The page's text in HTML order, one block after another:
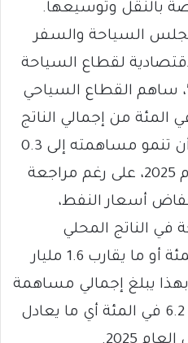
بالنقل وتوسيعها.
السياحة والسفر
لقطاع السياحة
في الكويت 2015″، ساهم القطاع السياحي
متوقعة تبلغ 1.5 في المئة من إجمالي الناتج
المحلي في 2015 ويُتوقع أن تنمو مساهمته إلى 0.3
في المئة سنوياً حتى العام 2025، على رغم مراجعة
أسعار النفط،
الناتج المحلي
الأجمالي بنسبة 1.8 في المئة أو ما يقارب 1.6 مليار
بحلول العام 2025. وبهذا يبلغ إجمالي مساهمة
القطاع في الناتج المحلي 6.2 في المئة أي ما يعادل